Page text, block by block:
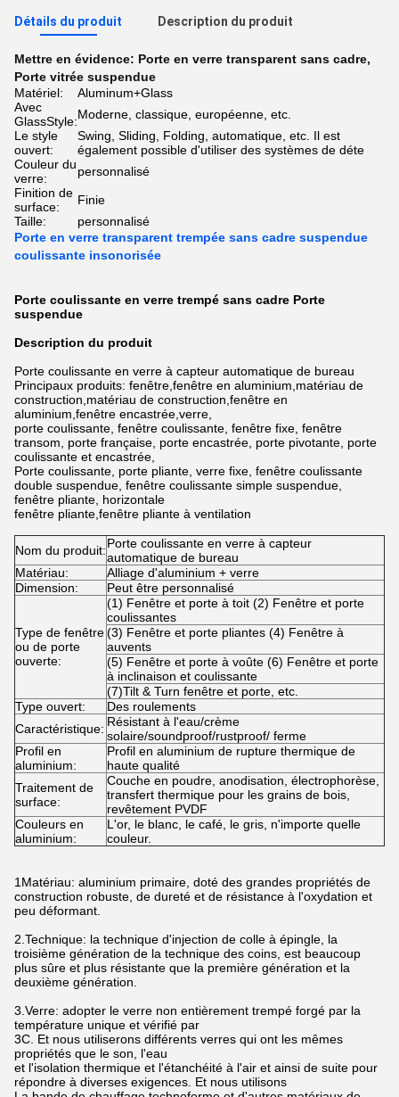
Détails du produit Description du produit
Mettre en évidence: Porte en verre transparent sans cadre,
Porte vitrée suspendue
Matériel:
Aluminum+Glass
Avec
GlassStyle:Moderne, classique, européenne, etc.
Le style
ouvert:
Swing, Sliding, Folding, automatique, etc. Il est
également possible d'utiliser des systèmes de déte
Couleur du
verre:
personnalisé
Finition de
surface:
Finie
Taille:
personnalisé
Porte en verre transparent trempée sans cadre suspendue
coulissante insonorisée
Porte coulissante en verre trempé sans cadre Porte
suspendue
Description du produit
Porte coulissante en verre à capteur automatique de bureau
Principaux produits: fenêtre,fenêtre en aluminium,matériau de
construction,matériau de construction,fenêtre en
aluminium,fenêtre encastrée,verre,
porte coulissante, fenêtre coulissante, fenêtre fixe, fenêtre
transom, porte française, porte encastrée, porte pivotante, porte
coulissante et encastrée,
Porte coulissante, porte pliante, verre fixe, fenêtre coulissante
double suspendue, fenêtre coulissante simple suspendue,
fenêtre pliante, horizontale
fenêtre pliante,fenêtre pliante à ventilation
Nom du produit:Porte coulissante en verre à capteur
automatique de bureau
Matériau:
Alliage d'aluminium + verre
Dimension:
Peut être personnalisé
Type de fenêtre
ou de porte
ouverte:
(1) Fenêtre et porte à toit (2) Fenêtre et porte
coulissantes
(3) Fenêtre et porte pliantes (4) Fenêtre à
auvents
(5) Fenêtre et porte à voûte (6) Fenêtre et porte
à inclinaison et coulissante
(7)Tilt & Turn fenêtre et porte, etc.
Type ouvert:
Des roulements
Caractéristique: Résistant à l'eau/crème
solaire/soundproof/rustproof/ ferme
Profil en
aluminium:
Profil en aluminium de rupture thermique de
haute qualité
Traitement de
surface:
Couche en poudre, anodisation, électrophorèse,
transfert thermique pour les grains de bois,
revêtement PVDF
Couleurs en
aluminium:
L'or, le blanc, le café, le gris, n'importe quelle
couleur.
1Matériau: aluminium primaire, doté des grandes propriétés de
construction robuste, de dureté et de résistance à l'oxydation et
peu déformant.
2.Technique: la technique d'injection de colle à épingle, la
troisième génération de la technique des coins, est beaucoup
plus sûre et plus résistante que la première génération et la
deuxième génération.
3.Verre: adopter le verre non entièrement trempé forgé par la
température unique et vérifié par
3C. Et nous utiliserons différents verres qui ont les mêmes
propriétés que le son, l'eau
et l'isolation thermique et l'étanchéité à l'air et ainsi de suite pour
répondre à diverses exigences. Et nous utilisons